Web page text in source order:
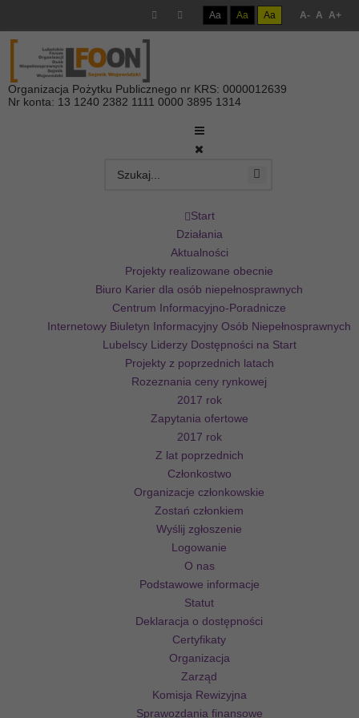
Aa Aa Aa A- A A+
Organizacja Pożytku Publicznego nr KRS: 0000012639
Nr konta: 13 1240 2382 1111 0000 3895 1314
Start
Działania
Aktualności
Projekty realizowane obecnie
Biuro Karier dla osób niepełnosprawnych
Centrum Informacyjno-Poradnicze
Internetowy Biuletyn Informacyjny Osób Niepełnosprawnych
Lubelscy Liderzy Dostępności na Start
Projekty z poprzednich latach
Rozeznania ceny rynkowej
2017 rok
Zapytania ofertowe
2017 rok
Z lat poprzednich
Członkostwo
Organizacje członkowskie
Zostań członkiem
Wyślij zgłoszenie
Logowanie
O nas
Podstawowe informacje
Statut
Deklaracja o dostępności
Certyfikaty
Organizacja
Zarząd
Komisja Rewizyjna
Sprawozdania finansowe